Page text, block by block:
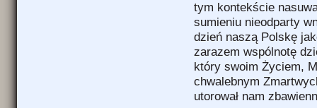
tym kontekście
sumieniu nieodparty
dzień naszą Polskę
zarazem wspólnotę
który swoim Życiem,
chwalebnym
utorował nam